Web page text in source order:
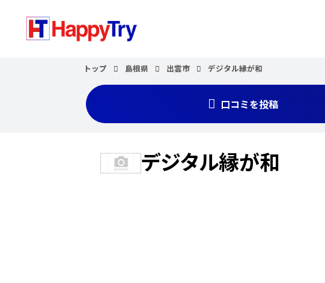
トップ 島根県 出雲市 デジタル縁が和
口コミを投稿
デジタル縁が和